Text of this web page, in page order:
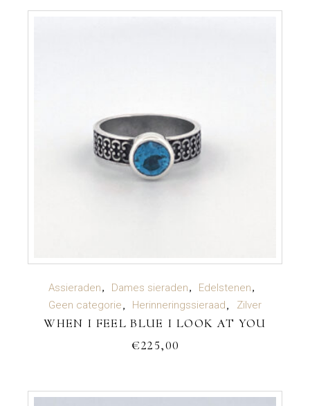
TOEVOEGEN AAN WINKELWAGEN
Assieraden Dames sieraden
Edelstenen
Geen categorie
Herinneringssieraad Zilver
WHEN I FEEL BLUE I LOOK AT YOU
€225,00